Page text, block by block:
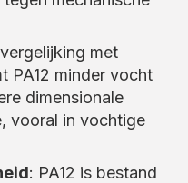
met
PA12 minder vocht
dimensionale
vooral in vochtige
: PA12 is bestand